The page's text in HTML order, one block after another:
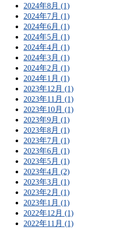
2024年8月 (1)
2024年7月 (1)
2024年6月 (1)
2024年5月 (1)
2024年4月 (1)
2024年3月 (1)
2024年2月 (1)
2024年1月 (1)
2023年12月 (1)
2023年11月 (1)
2023年10月 (1)
2023年9月 (1)
2023年8月 (1)
2023年7月 (1)
2023年6月 (1)
2023年5月 (1)
2023年4月 (2)
2023年3月 (1)
2023年2月 (1)
2023年1月 (1)
2022年12月 (1)
2022年11月 (1)